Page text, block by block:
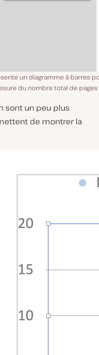
un diagramme à barres
du nombre total de pages
sont un peu plus
de montrer la